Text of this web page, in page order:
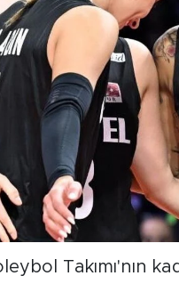
Takımı'nın